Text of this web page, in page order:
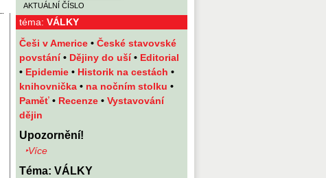
téma: VÁLKY
AKTUÁLNÍ ČÍSLO
Češi v Americe • České stavovské
povstání• Dějiny do uší• Editorial
• Epidemie • Historik na cestách •
knihovnička • na nočním stolku •
Paměť • Recenze • Vystavování
dějin
Upozornění!
‣Více
Téma: VÁLKY